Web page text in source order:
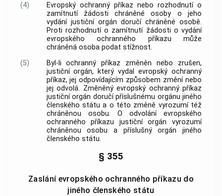
(4)
Evropský ochranný příkaz nebo rozhodnutí o
zamítnutí žádosti chráněné osoby o jeho
vydání justiční orgán doručí chráněné osobě.
Proti rozhodnutí o zamítnutí žádosti o vydání
evropského ochranného příkazu může
chráněná osoba podat stížnost.
(5)
Byl-li ochranný příkaz změněn nebo zrušen,
justiční orgán, který vydal evropský ochranný
příkaz, jej odpovídajícím způsobem změní nebo
jej odvolá. Změněný evropský ochranný příkaz
justiční orgán doručí příslušnému orgánu jiného
členského státu a o této změně vyrozumí též
chráněnou osobu. O odvolání evropského
ochranného příkazu justiční orgán vyrozumí
chráněnou osobu a příslušný orgán jiného
členského státu.
§ 355
Zaslání evropského ochranného příkazu do
jiného členského státu